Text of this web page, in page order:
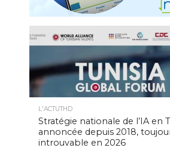
L'ACTUTHD
Stratégie nationale de l’IA en
annoncée depuis 2018,
introuvable en 2026